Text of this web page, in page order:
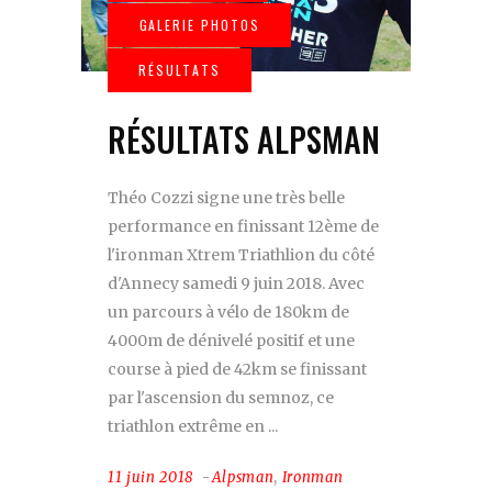
RÉSULTATS ALPSMAN
Théo Cozzi signe une très belle
performance en finissant 12ème de
l'ironman Xtrem Triathlion du côté
d'Annecy samedi 9 juin 2018. Avec
un parcours à vélo de 180km de
4000m de dénivelé positif et une
course à pied de 42km se finissant
par l'ascension du semnoz, ce
triathlon extrême en
11 juin 2018 Alpsman, Ironman